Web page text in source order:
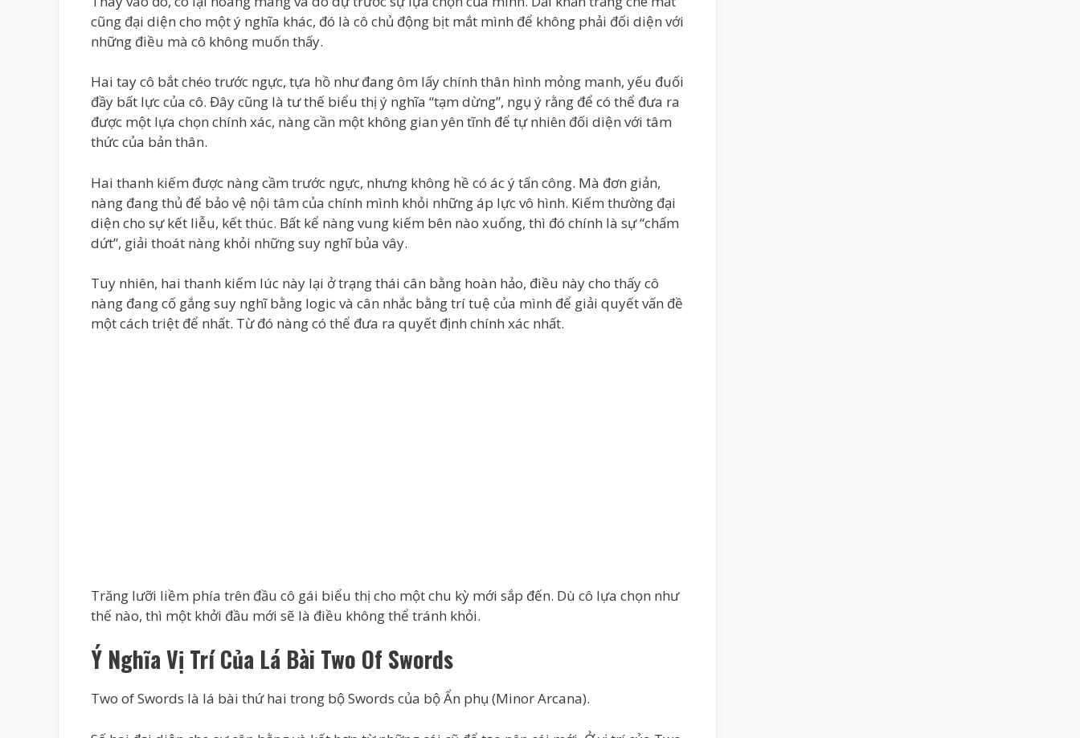
cũng đại diện cho một ý nghĩa khác, đó là cô chủ động bịt mắt mình để không phải đối diện với
những điều mà cô không muốn thấy.
Hai tay cô bắt chéo trước ngực, tựa hồ như đang ôm lấy chính thân hình mỏng manh, yếu đuối
đầy bất lực của cô. Đây cũng là tư thế biểu thị ý nghĩa “tạm dừng”, ngụ ý rằng để có thể đưa ra
được một lựa chọn chính xác, nàng cần một không gian yên tĩnh để tự nhiên đối diện với tâm
thức của bản thân.
Hai thanh kiếm được nàng cầm trước ngực, nhưng không hề có ác ý tấn công. Mà đơn giản,
nàng đang thủ để bảo vệ nội tâm của chính mình khỏi những áp lực vô hình. Kiếm thường đại
diện cho sự kết liễu, kết thúc. Bất kể nàng vung kiếm bên nào xuống, thì đó chính là sự “chấm
dứt”, giải thoát nàng khỏi những suy nghĩ bủa vây.
Tuy nhiên, hai thanh kiếm lúc này lại ở trạng thái cân bằng hoàn hảo, điều này cho thấy cô
nàng đang cố gắng suy nghĩ bằng logic và cân nhắc bằng trí tuệ của mình để giải quyết vấn đề
một cách triệt để nhất. Từ đó nàng có thể đưa ra quyết định chính xác nhất.
Trăng lưỡi liềm phía trên đầu cô gái biểu thị cho một chu kỳ mới sắp đến. Dù cô lựa chọn như
thế nào, thì một khởi đầu mới sẽ là điều không thể tránh khỏi.
Ý Nghĩa Vị Trí Của Lá Bài Two Of Swords
Two of Swords là lá bài thứ hai trong bộ Swords của bộ Ẩn phụ (Minor Arcana).